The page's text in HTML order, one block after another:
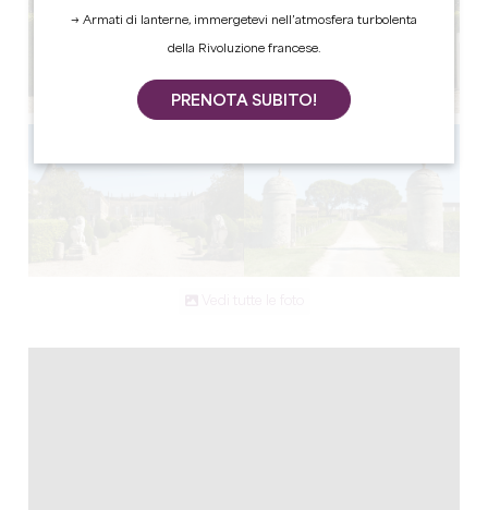
→ Armati di lanterne, immergetevi nell’atmosfera turbolenta
della Rivoluzione francese.
PRENOTA SUBITO!